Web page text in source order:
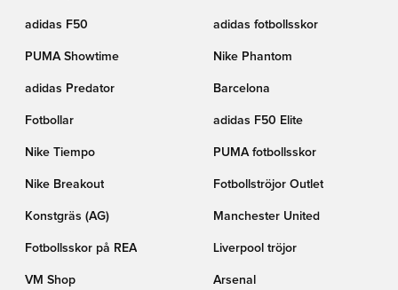
adidas F50 adidas fotbollsskor
PUMA Showtime Nike Phantom
adidas Predator Barcelona
Fotbollar adidas F50 Elite
Nike Tiempo PUMA fotbollsskor
Nike Breakout Fotbollströjor Outlet
Konstgräs (AG) Manchester United
Fotbollsskor på REA Liverpool tröjor
VM Shop Arsenal